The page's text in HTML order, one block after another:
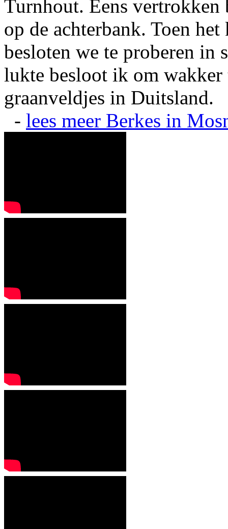
Turnhout. Eens vertrokken
op de achterbank. Toen
besloten we te proberen in
lukte besloot ik om
graanveldjes in Duitsland.
- lees meer Berkes in